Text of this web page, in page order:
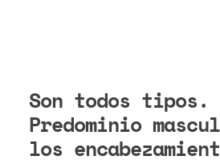
Son todos tipos.
Predominio
los